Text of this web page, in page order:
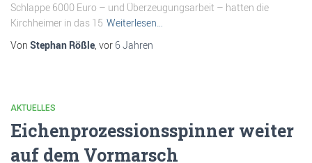
Schlappe 6000 Euro – und Überzeugungsarbeit – hatten die
Kirchheimer in das 15 Weiterlesen…
Von Stephan Rößle, vor 6 Jahren
AKTUELLES
Eichenprozessionsspinner weiter
auf dem Vormarsch